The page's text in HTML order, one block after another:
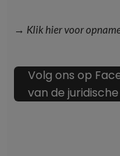
→ Klik hier voor
Volg ons op
van de